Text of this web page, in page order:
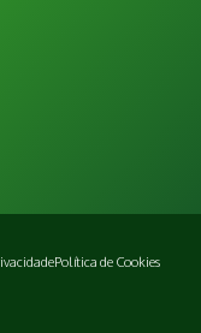
Política de Cookies